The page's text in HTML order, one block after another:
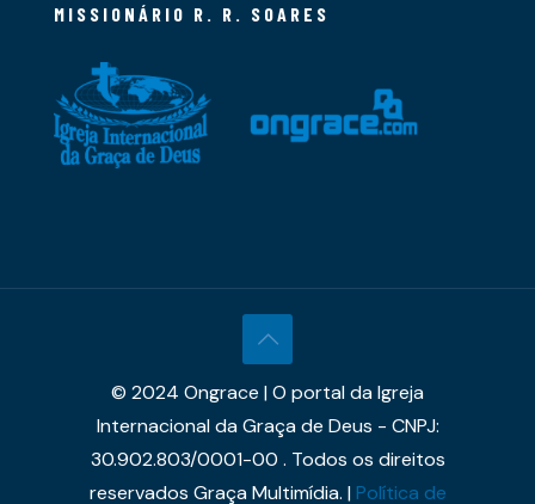
MISSIONÁRIO R. R. SOARES
© 2024 Ongrace | O portal da Igreja
Internacional da Graça de Deus - CNPJ:
30.902.803/0001-00 . Todos os direitos
reservados Graça Multimídia. |Política de